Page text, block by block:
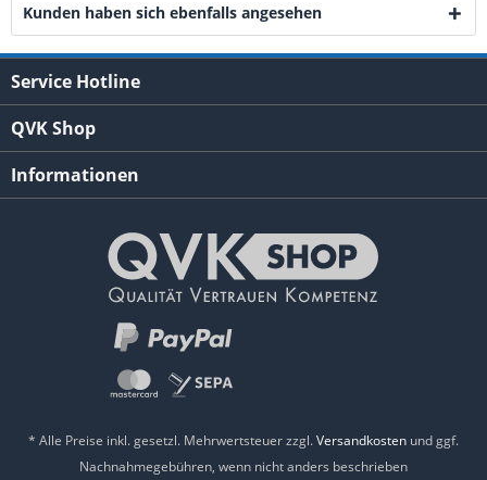
Kunden haben sich ebenfalls angesehen
Service Hotline
QVK Shop
Informationen
* Alle Preise inkl. gesetzl. Mehrwertsteuer zzgl.Versandkosten und ggf.
Nachnahmegebühren, wenn nicht anders beschrieben